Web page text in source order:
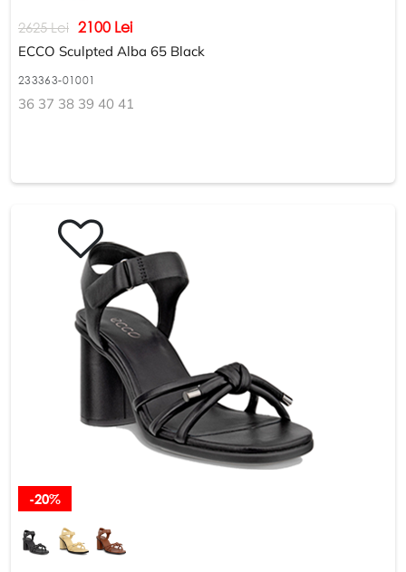
2625 Lei 2100 Lei
ECCO Sculpted Alba 65 Black
233363-01001
36 37 38 39 40 41
-20%